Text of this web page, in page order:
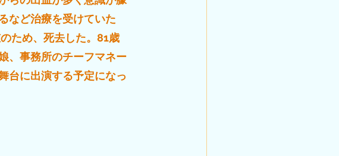
など治療を受けていた
ため、死去した。81歳
、事務所のチーフマネー
台に出演する予定になっ